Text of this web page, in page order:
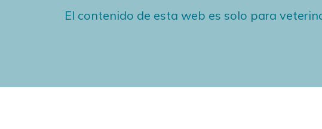
El contenido de esta web es solo para